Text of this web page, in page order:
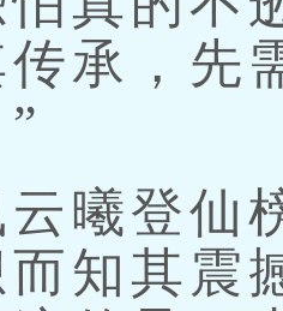
承，先
登仙榜
知其震